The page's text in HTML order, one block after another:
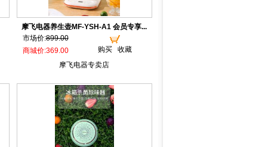
摩飞电器养生壶MF-YSH-A1 会员专享...
市场价:899.00
购买
收藏
商城价:369.00
摩飞电器专卖店